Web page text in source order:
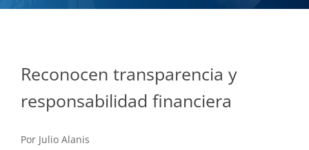
Reconocen transparencia y
responsabilidad financiera
Por Julio Alanis